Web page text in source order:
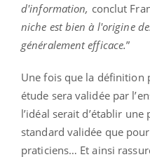
d'information, conclut
niche est bien à l'origine
généralement efficace.”
Une fois que la définition
étude sera validée par
l’idéal serait d’établir
standard validée que
praticiens… Et ainsi